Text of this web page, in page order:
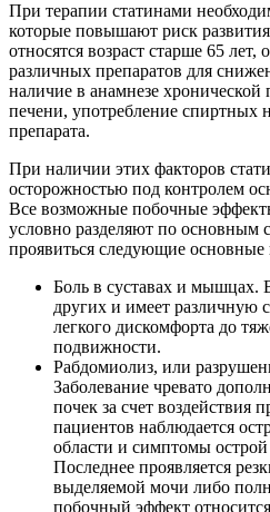
При терапии статинами
которые повышают риск
относятся возраст старше 65
различных препаратов для
наличие в анамнезе хронической
печени, употребление спиртных
препарата.
При наличии этих факторов
осторожностью под контролем
Все возможные побочные
условно разделяют по основным
проявиться следующие
Боль в суставах и мышцах.
других и имеет различную
легкого дискомфорта до
подвижности.
Рабдомиолиз, или
Заболевание чревато
почек за счет
пациентов наблюдается
области и симптомы
Последнее проявляется
выделяемой мочи либо
побочный эффект